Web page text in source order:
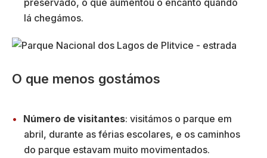
lá chegámos.
O que menos gostámos
Número de visitantes: visitámos o parque em
abril, durante as férias escolares, e os caminhos
do parque estavam muito movimentados.